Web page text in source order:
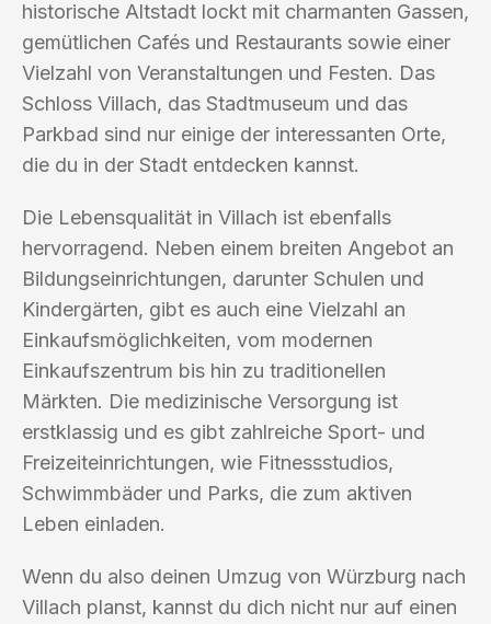
historische Altstadt lockt mit charmanten Gassen,
gemütlichen Cafés und Restaurants sowie einer
Vielzahl von Veranstaltungen und Festen. Das
Schloss Villach, das Stadtmuseum und das
Parkbad sind nur einige der interessanten Orte,
die du in der Stadt entdecken kannst.
Die Lebensqualität in Villach ist ebenfalls
hervorragend. Neben einem breiten Angebot an
Bildungseinrichtungen, darunter Schulen und
Kindergärten, gibt es auch eine Vielzahl an
Einkaufsmöglichkeiten, vom modernen
Einkaufszentrum bis hin zu traditionellen
Märkten. Die medizinische Versorgung ist
erstklassig und es gibt zahlreiche Sport- und
Freizeiteinrichtungen, wie Fitnessstudios,
Schwimmbäder und Parks, die zum aktiven
Leben einladen.
Wenn du also deinen Umzug von Würzburg nach
Villach planst, kannst du dich nicht nur auf einen